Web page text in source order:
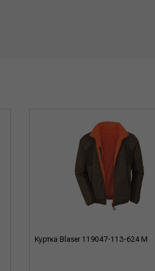
Куртка Blaser 119047-113-624 M